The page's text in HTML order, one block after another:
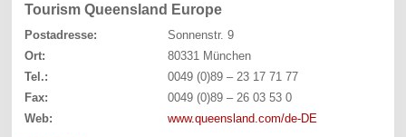
Tourism Queensland Europe
Postadresse:
Sonnenstr. 9
Ort:
80331 München
Tel.:
0049 (0)89 – 23 17 71 77
Fax:
0049 (0)89 – 26 03 53 0
Web:
www.queensland.com/de-DE